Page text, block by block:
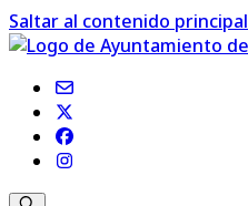
Saltar al contenido principal